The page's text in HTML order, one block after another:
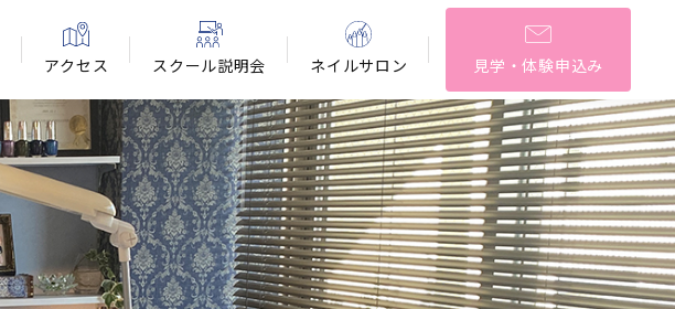
アクセス スクール説明会 ネイルサロン 見学・体験申込み